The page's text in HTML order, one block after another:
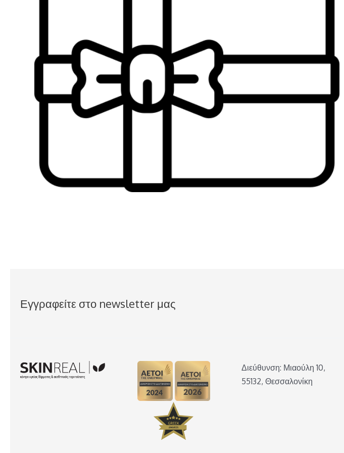
Εγγραφείτε στο newsletter μας
Διεύθυνση: Μιαούλη 10,
55132, Θεσσαλονίκη